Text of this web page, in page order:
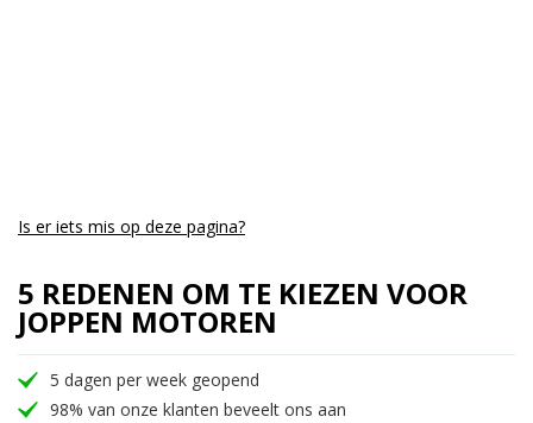
Is er iets mis op deze pagina?
5 REDENEN OM TE KIEZEN VOOR
JOPPEN MOTOREN
5 dagen per week geopend
98% van onze klanten beveelt ons aan